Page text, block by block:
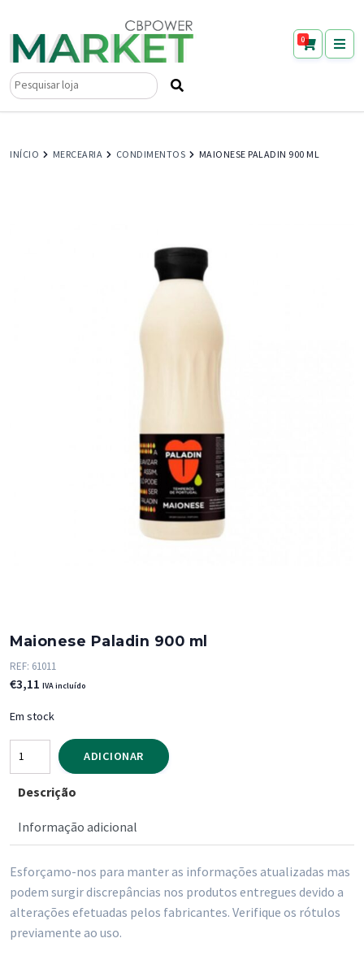
0
Pesquisar
INÍCIO MERCEARIA CONDIMENTOS MAIONESE PALADIN 900 ML
Maionese Paladin 900 ml
REF: 61011
€3,11 IVA incluído
Em stock
Quantidade
de
Maionese
ADICIONAR
Descrição
Informação adicional
Esforçamo-nos para manter as informações atualizadas mas
podem surgir discrepâncias nos produtos entregues devido a
alterações efetuadas pelos fabricantes. Verifique os rótulos
previamente ao uso.